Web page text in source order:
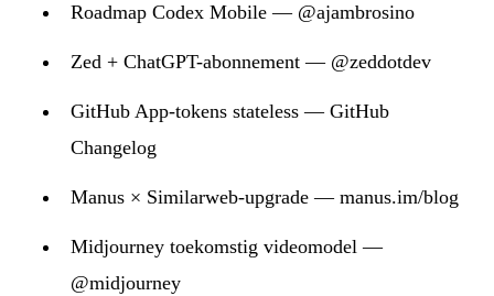
Roadmap Codex Mobile — @ajambrosino
Zed + ChatGPT-abonnement — @zeddotdev
GitHub App-tokens stateless — GitHub
Changelog
Manus × Similarweb-upgrade — manus.im/blog
Midjourney toekomstig videomodel —
@midjourney